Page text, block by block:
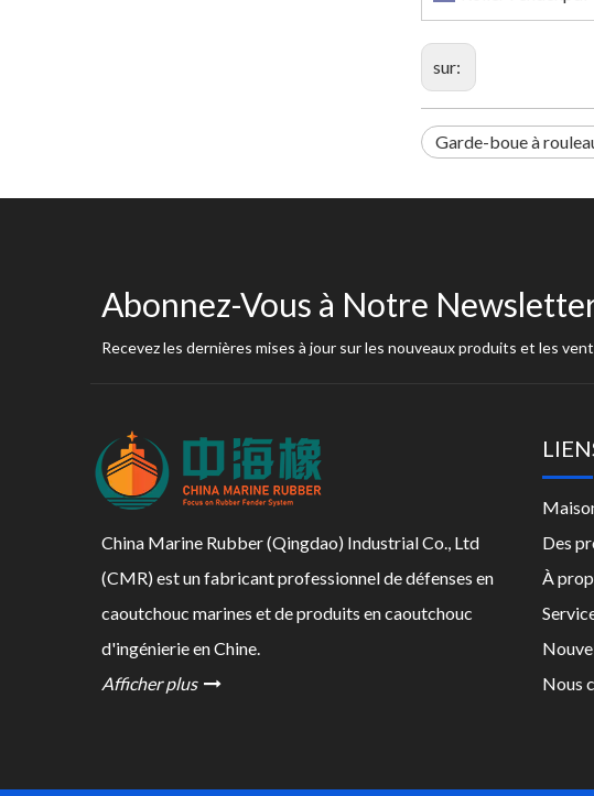
sur:
Garde-boue à
Abonnez-Vous à Notre
Recevez les dernières mises à jour sur les nouveaux produits et les
China Marine Rubber (Qingdao) Industrial Co., Ltd
(CMR) est un fabricant professionnel de défenses en
caoutchouc marines et de produits en caoutchouc
d'ingénierie en Chine.
Afficher plus 
Des
À
Nous